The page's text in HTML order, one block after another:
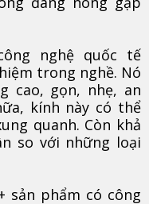
nghệ quốc tế
trong nghề. Nó
cao, gọn, nhẹ, an
kính này có thể
quanh. Còn khả
so với những loại
sản phẩm có công